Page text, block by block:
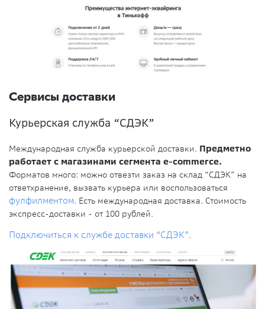
Сервисы доставки
Курьерская служба “СДЭК”
Международная служба курьерской доставки. Предметно
работает с магазинами сегмента e-commerce.
Форматов много: можно отвезти заказ на склад “СДЭК” на
ответхранение, вызвать курьера или воспользоваться
фулфилментом. Есть международная доставка. Стоимость
экспресс-доставки - от 100 рублей.
Подключиться к службе доставки “СДЭК”.